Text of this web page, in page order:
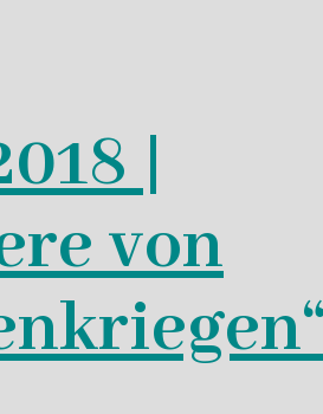
|
von